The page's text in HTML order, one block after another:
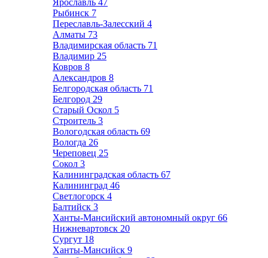
Ярославль 47
Рыбинск 7
Переславль-Залесский 4
Алматы 73
Владимирская область 71
Владимир 25
Ковров 8
Александров 8
Белгородская область 71
Белгород 29
Старый Оскол 5
Строитель 3
Вологодская область 69
Вологда 26
Череповец 25
Сокол 3
Калининградская область 67
Калининград 46
Светлогорск 4
Балтийск 3
Ханты-Мансийский автономный округ 66
Нижневартовск 20
Сургут 18
Ханты-Мансийск 9